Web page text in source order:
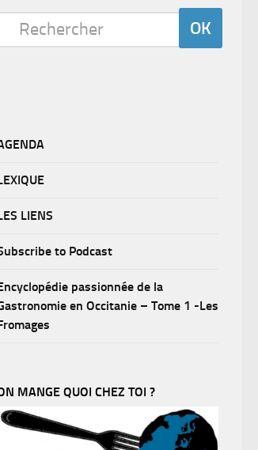
LIENS
to Podcast
passionnée de la
en Occitanie – Tome 1 -Les
MANGE QUOI CHEZ TOI ?